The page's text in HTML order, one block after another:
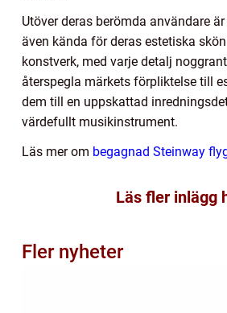
Utöver deras berömda användare
även kända för deras estetiska
konstverk, med varje detalj
återspegla märkets förpliktelse till
dem till en uppskattad
värdefullt musikinstrument.
Läs mer om begagnad Steinway
Läs fler inlägg
Fler nyheter